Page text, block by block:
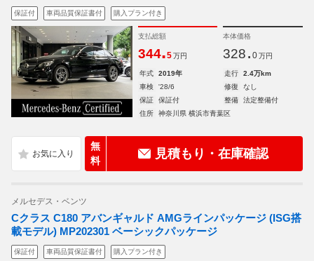
保証付 車両品質保証書付 購入プラン付き
支払総額
344.5 万円
本体価格
328. 0 万円
年式 2019年 走行
2.4万km
車検
'28/6 修復
なし
保証
保証付 整備
法定整備付
住所
神奈川県 横浜市青葉区
無
料
見積もり・在庫確認
メルセデス・ベンツ
Cクラス C180 アバンギャルド AMGラインパッケージ (ISG搭
載モデル) MP202301 ベーシックパッケージ
保証付 車両品質保証書付 購入プラン付き